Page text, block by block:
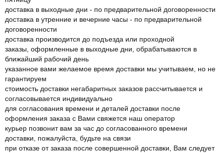
доставка в выходные дни - по предварительной договоренности
доставка в утренние и вечерние часы - по предварительной
договоренности
доставка производится до подъезда или проходной
заказы, оформленные в выходные дни, обрабатываются в
ближайший рабочий день
указанное вами желаемое время доставки мы учитываем, но не
гарантируем
стоимость доставки негабаритных заказов рассчитывается и
согласовывается индивидуально
для согласования времени и деталей доставки после
оформления заказа с Вами свяжется наш оператор
курьер позвонит вам за час до согласованного времени
доставки, пожалуйста, будьте на связи
при отказе от заказа после совершенной доставки, Вам следует